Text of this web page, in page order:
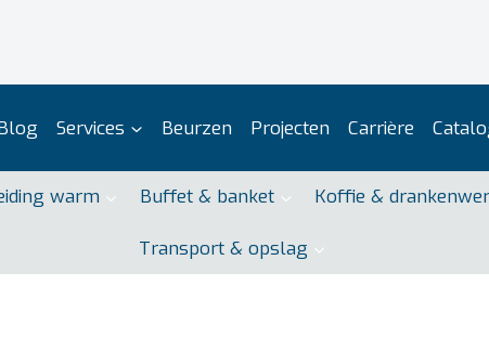
Services Beurzen Projecten Carrière
warm Buffet & banket Koffie &
Transport & opslag